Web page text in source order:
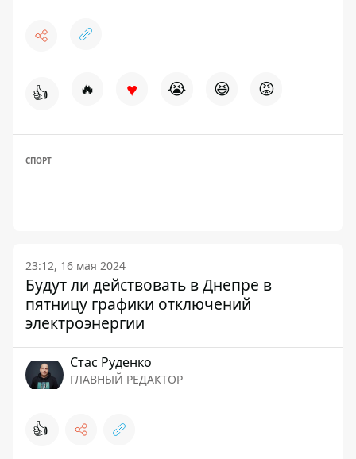
👍 🔥 ♥ 😭 😆 😡
СПОРТ
23:12, 16 мая 2024
Будут ли действовать в Днепре в
пятницу графики отключений
электроэнергии
Стаc Руденко
ГЛАВНЫЙ РЕДАКТОР
👍